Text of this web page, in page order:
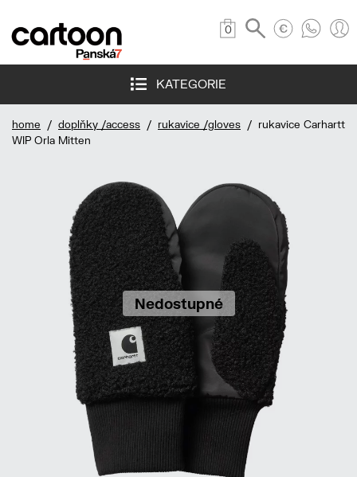
0
KATEGORIE
home / doplňky /access / rukavice /gloves / rukavice Carhartt
WIP Orla Mitten
Nedostupné